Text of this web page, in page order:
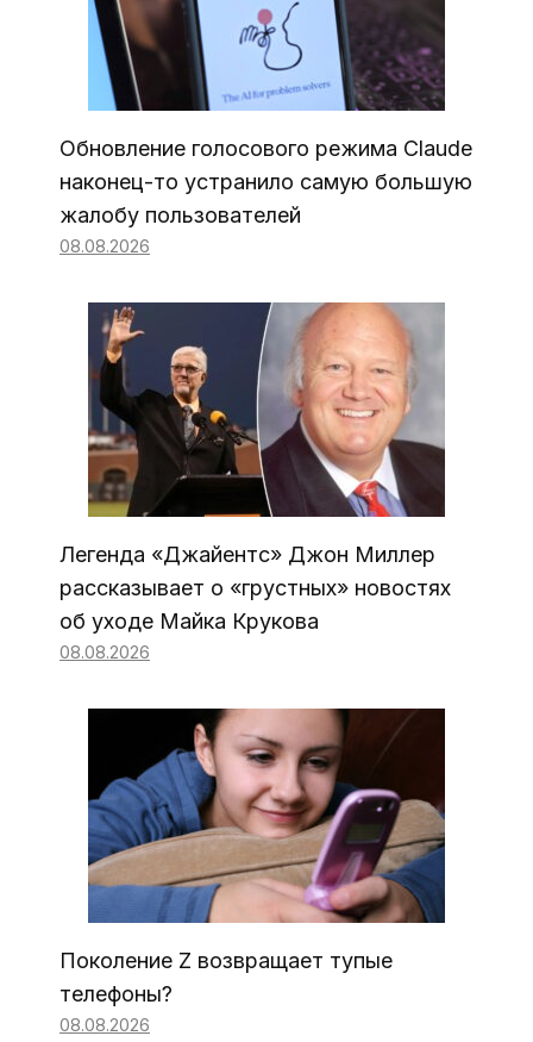
Обновление голосового режима Claude
наконец-то устранило самую большую
жалобу пользователей
08.08.2026
Легенда «Джайентс» Джон Миллер
рассказывает о «грустных» новостях
об уходе Майка Крукова
08.08.2026
Поколение Z возвращает тупые
телефоны?
08.08.2026